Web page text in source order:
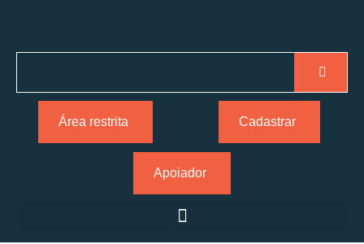
Área restrita Cadastrar
Apoiador